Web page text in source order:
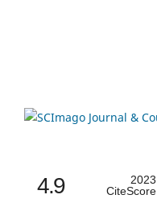
4.9
2023
CiteScore